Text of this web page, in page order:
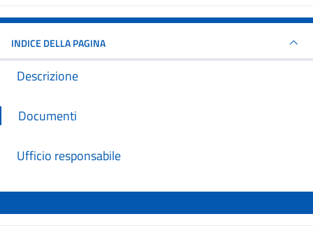
INDICE DELLA PAGINA
Descrizione
Documenti
Ufficio responsabile